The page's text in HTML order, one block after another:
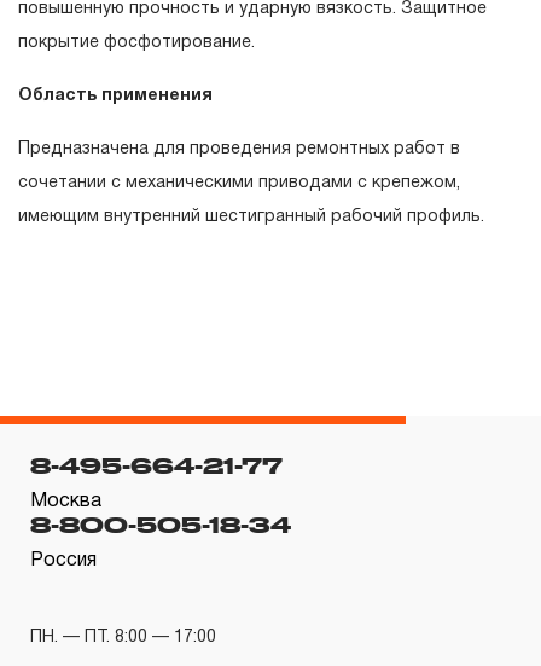
повышенную прочность и ударную вязкость. Защитное
покрытие фосфотирование.
Область применения
Предназначена для проведения ремонтных работ в
сочетании с механическими приводами с крепежом,
имеющим внутренний шестигранный рабочий профиль.
Понятие «ПОЖИЗНЕННАЯ ГАРАНТИЯ».
себя признание неограниченного срока поддержания
и хранения, применяемых для ручного слесарно-
монтажного инструмента.
2. Понятие «ОГРАНИЧЕННАЯ ГАРАНТИЯ»
КИНЕМАТИЧЕСКУЮ СХЕМУ (МЕХАНИЗМ)
8-495-664-21-77
Москва
8-800-505-18-34
Россия
ПН. — ПТ. 8:00 — 17:00